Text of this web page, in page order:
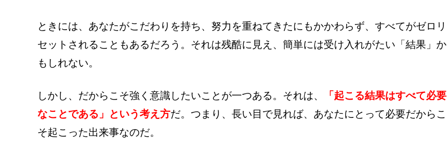
ときには、あなたがこだわりを持ち、努力を重ねてきたにもかかわらず、すべてがゼロリ
セットされることもあるだろう。それは残酷に見え、簡単には受け入れがたい「結果」か
もしれない。
しかし、だからこそ強く意識したいことが一つある。それは、
「起こる結果はすべて必要
なことである」という考え方だ。つまり、長い目で見れば、あなたにとって必要だからこ
そ起こった出来事なのだ。